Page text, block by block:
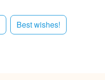
Best wishes!